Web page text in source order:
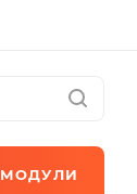
МОДУЛИ